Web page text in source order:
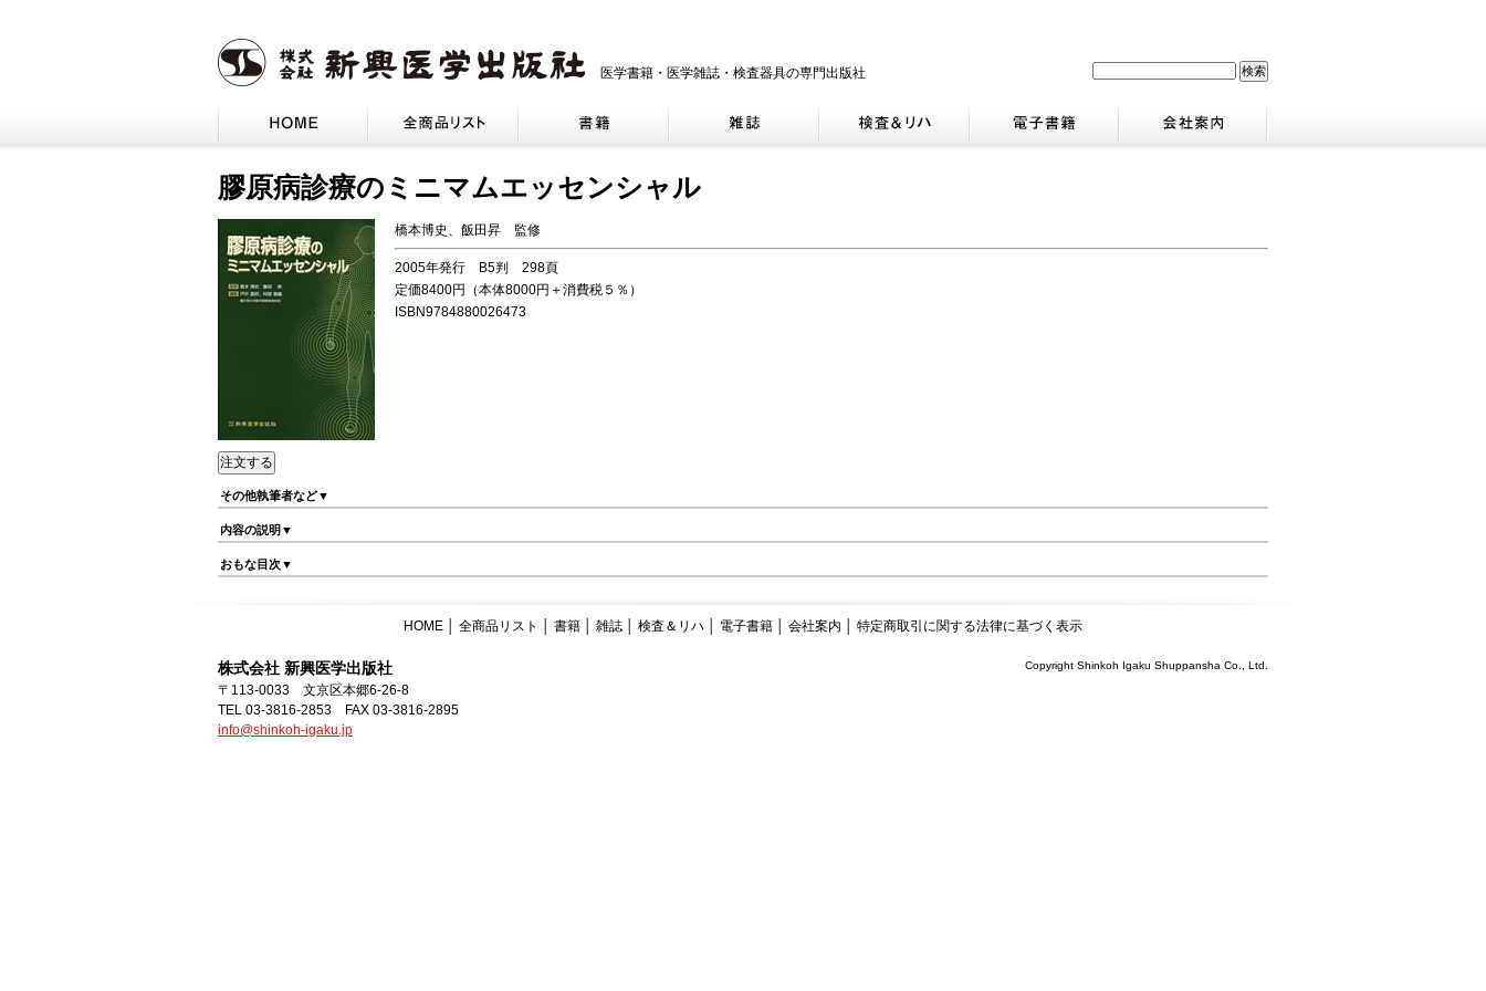
医学書籍・医学雑誌・検査器具の専門出版社
膠原病診療のミニマムエッセンシャル
橋本博史、飯田昇 監修
2005年発行 B5判 298頁
定価8400円（本体8000円＋消費税５％）
ISBN9784880026473
その他執筆者など▼
内容の説明▼
おもな目次▼
HOME 全商品リスト 書籍 雑誌 検査＆リハ 電子書籍 会社案内 特定商取引に関する法律に基づく表示
株式会社 新興医学出版社
〒113-0033 文京区本郷6-26-8
TEL 03-3816-2853 FAX 03-3816-2895
info@shinkoh-igaku.jp
Copyright Shinkoh Igaku Shuppansha Co., Ltd.